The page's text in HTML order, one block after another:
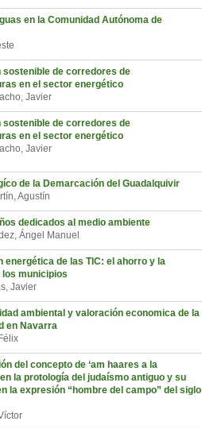
en la Comunidad Autónoma de
sostenible de corredores de
en el sector energético
Javier
sostenible de corredores de
en el sector energético
Javier
de la Demarcación del Guadalquivir
Agustín
dedicados al medio ambiente
Ángel Manuel
energética de las TIC: el ahorro y la
municipios
Javier
ambiental y valoración economica de la
en Navarra
del concepto de ‘am haares a la
la protología del judaísmo antiguo y su
la expresión “hombre del campo” del siglo